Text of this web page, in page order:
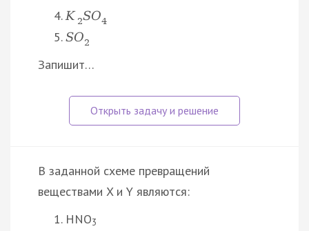
K 2SO4
SO2
Запишит…
В заданной схеме превращений
веществами X и Y являются:
HNO3